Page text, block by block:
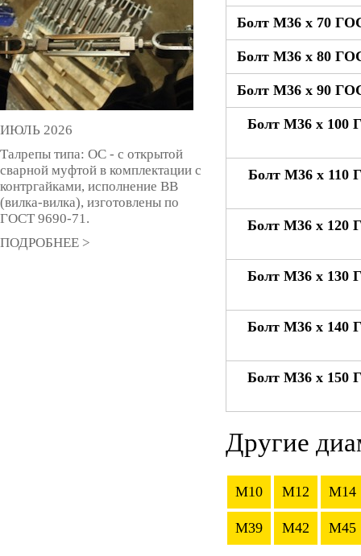
Болт М36 x 70
Болт М36 x 80
Болт М36 x 90
Болт М36 x 100
Болт М36 x 110
Болт М36 x 120
Болт М36 x 130
Болт М36 x 140
Болт М36 x 150
Другие
M10 M12 M14
M39 M42 M45
ИЮЛЬ 2026
Талрепы типа: ОС - с открытой
сварной муфтой в комплектации с
контргайками, исполнение ВВ
(вилка-вилка), изготовлены по
ГОСТ 9690-71.
ПОДРОБНЕЕ >